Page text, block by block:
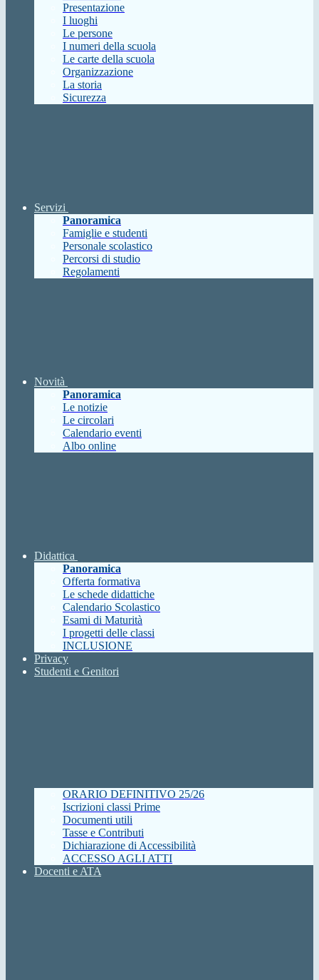
Presentazione
I luoghi
Le persone
I numeri della scuola
Le carte della scuola
Organizzazione
La storia
Sicurezza
Servizi
Panoramica
Famiglie e studenti
Personale scolastico
Percorsi di studio
Regolamenti
Novità
Panoramica
Le notizie
Le circolari
Calendario eventi
Albo online
Didattica
Panoramica
Offerta formativa
Le schede didattiche
Calendario Scolastico
Esami di Maturità
I progetti delle classi
INCLUSIONE
Privacy
Studenti e Genitori
ORARIO DEFINITIVO 25/26
Iscrizioni classi Prime
Documenti utili
Tasse e Contributi
Dichiarazione di Accessibilità
ACCESSO AGLI ATTI
Docenti e ATA